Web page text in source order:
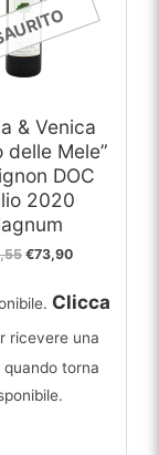
& Venica
delle Mele”
DOC
2020
Il
era:
€73,90Il
è:
Clicca
ricevere una
torna